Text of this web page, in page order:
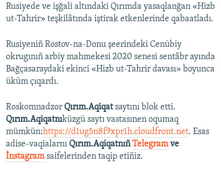
Rusiyede ve işğali altındaki Qırımda yasaqlanğan «Hizb
ut-Tahrir» teşkilâtında iştirak etkenlerinde qabaatladı.
Rusiyeniñ Rostov-na-Donu şeerindeki Cenübiy
okrugınıñ arbiy mahmekesi 2020 senesi sentâbr ayında
Bağçasaraydaki ekinci «Hizb ut-Tahrir davası» boyunca
üküm çıqardı.
Roskomnadzor Qırım.Aqiqatsaytını blok etti.
Qırım.Aqiqatnıküzgü saytı vastasınen oqumaq
mümkün:https://d1ug5n8f9xpr1h.cloudfront.net. Esas
adise-vaqialarnı Qırım.AqiqatnıñTelegramve
İnstagramsaifelerinden taqip etiñiz.